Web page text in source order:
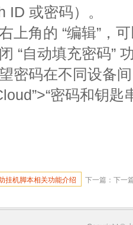
ID 或密码）。
上角的 “编辑”，
“自动填充密码”
密码在不同设备
密码和钥匙
挂机脚本相关功能介绍 下一篇：下一